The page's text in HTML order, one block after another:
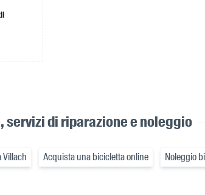
servizi di riparazione e noleggio
Villach Acquista una bicicletta online Noleggio